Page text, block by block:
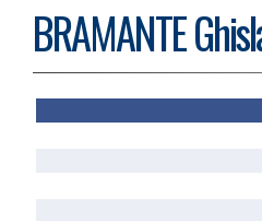
BRAMANTE